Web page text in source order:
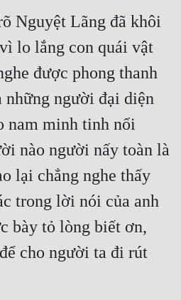
Nguyệt Lãng đã khôi
lo lắng con quái vật
được phong thanh
những người đại diện
nam minh tinh nổi
nào người nấy toàn là
lại chẳng nghe thấy
trong lời nói của anh
bày tỏ lòng biết ơn,
cho người ta đi rút